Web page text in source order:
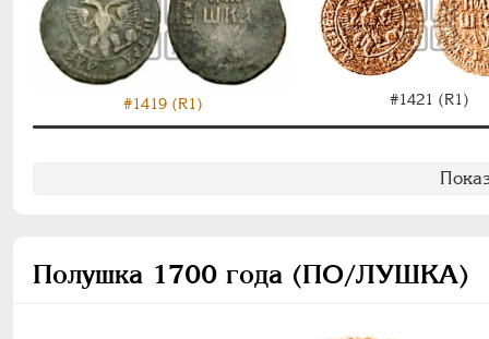
#1419 (R1) #1421 (R1)
Полушка 1700 года (ПО/ЛУШКА)